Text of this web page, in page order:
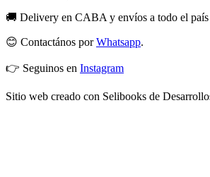
🚚 Delivery en CABA y envíos a todo el
😊 Contactános porWhatsapp.
👉 Seguinos en Instagram
Sitio web creado con Selibooks de